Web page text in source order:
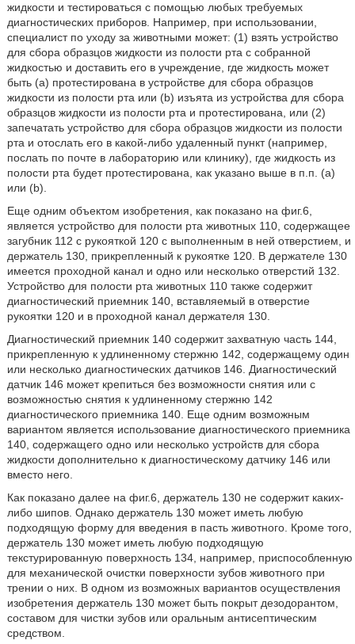
жидкости и тестироваться с помощью любых требуемых
диагностических приборов. Например, при использовании,
специалист по уходу за животными может: (1) взять устройство
для сбора образцов жидкости из полости рта с собранной
жидкостью и доставить его в учреждение, где жидкость может
быть (а) протестирована в устройстве для сбора образцов
жидкости из полости рта или (b) изъята из устройства для сбора
образцов жидкости из полости рта и протестирована, или (2)
запечатать устройство для сбора образцов жидкости из полости
рта и отослать его в какой-либо удаленный пункт (например,
послать по почте в лабораторию или клинику), где жидкость из
полости рта будет протестирована, как указано выше в п.п. (а)
или (b).
Еще одним объектом изобретения, как показано на фиг.6,
является устройство для полости рта животных 110, содержащее
загубник 112 с рукояткой 120 с выполненным в ней отверстием, и
держатель 130, прикрепленный к рукоятке 120. В держателе 130
имеется проходной канал и одно или несколько отверстий 132.
Устройство для полости рта животных 110 также содержит
диагностический приемник 140, вставляемый в отверстие
рукоятки 120 и в проходной канал держателя 130.
Диагностический приемник 140 содержит захватную часть 144,
прикрепленную к удлиненному стержню 142, содержащему один
или несколько диагностических датчиков 146. Диагностический
датчик 146 может крепиться без возможности снятия или с
возможностью снятия к удлиненному стержню 142
диагностического приемника 140. Еще одним возможным
вариантом является использование диагностического приемника
140, содержащего одно или несколько устройств для сбора
жидкости дополнительно к диагностическому датчику 146 или
вместо него.
Как показано далее на фиг.6, держатель 130 не содержит каких-
либо шипов. Однако держатель 130 может иметь любую
подходящую форму для введения в пасть животного. Кроме того,
держатель 130 может иметь любую подходящую
текстурированную поверхность 134, например, приспособленную
для механической очистки поверхности зубов животного при
трении о них. В одном из возможных вариантов осуществления
изобретения держатель 130 может быть покрыт дезодорантом,
составом для чистки зубов или оральным антисептическим
средством.